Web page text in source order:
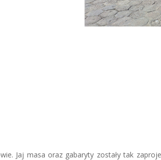
Jaj masa oraz gabaryty zostały tak